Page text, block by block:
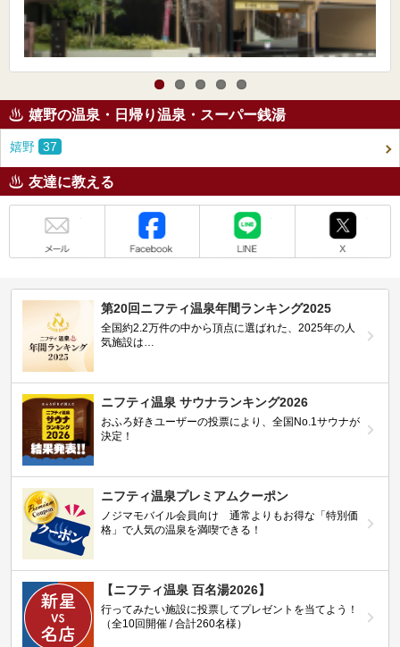
嬉野の温泉・日帰り温泉・スーパー銭湯
嬉野 37
友達に教える
第20回ニフティ温泉年間ランキング2025
全国約2.2万件の中から頂点に選ばれた、2025年の人
気施設は…
ニフティ温泉 サウナランキング2026
おふろ好きユーザーの投票により、全国No.1サウナが
決定！
ニフティ温泉プレミアムクーポン
ノジマモバイル会員向け 通常よりもお得な「特別価
格」で人気の温泉を満喫できる！
【ニフティ温泉 百名湯2026】
行ってみたい施設に投票してプレゼントを当てよう！
（全10回開催 / 合計260名様）